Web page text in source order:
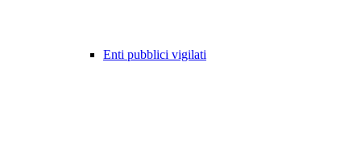
Enti pubblici vigilati